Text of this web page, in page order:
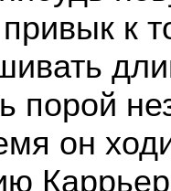
к
порой
он